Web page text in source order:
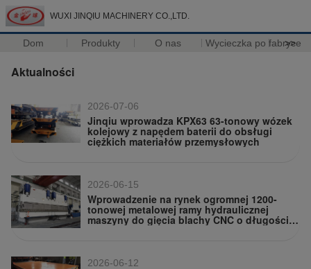
WUXI JINQIU MACHINERY CO.,LTD.
Dom Produkty O nas Wycieczka po fabryce
>>
Aktualności
2026-07-06
Jinqiu wprowadza KPX63 63-tonowy wózek
kolejowy z napędem baterii do obsługi
ciężkich materiałów przemysłowych
2026-06-15
Wprowadzenie na rynek ogromnej 1200-
tonowej metalowej ramy hydraulicznej
maszyny do gięcia blachy CNC o długości
18 metrów
2026-06-12